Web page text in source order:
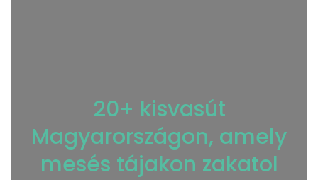
20+ kisvasút
Magyarországon, amely
mesés tájakon zakatol